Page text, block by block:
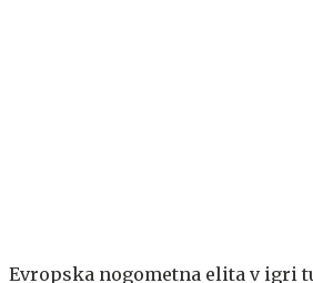
Evropska nogometna elita v igri